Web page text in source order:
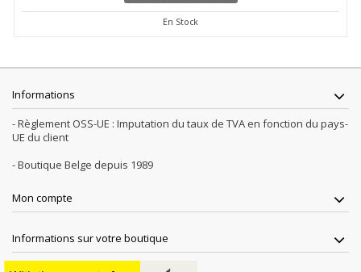
En Stock
Informations
- Règlement OSS-UE : Imputation du taux de TVA en fonction du pays-
UE du client
- Boutique Belge depuis 1989
Mon compte
Informations sur votre boutique